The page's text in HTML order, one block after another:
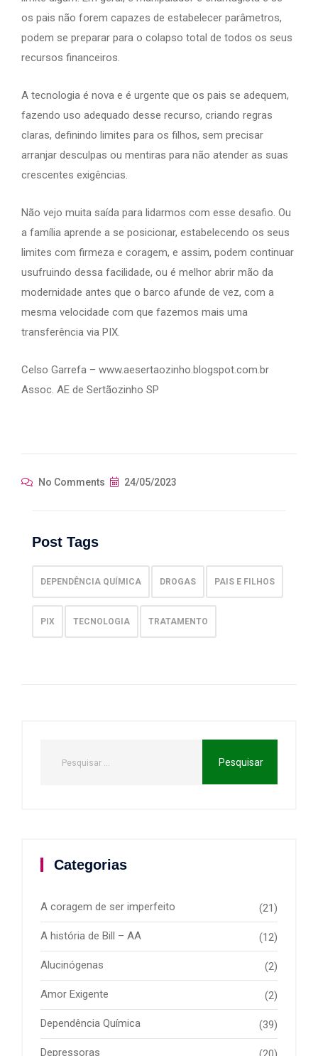
os pais não forem capazes de estabelecer parâmetros,
podem se preparar para o colapso total de todos os seus
recursos financeiros.
A tecnologia é nova e é urgente que os pais se adequem,
fazendo uso adequado desse recurso, criando regras
claras, definindo limites para os filhos, sem precisar
arranjar desculpas ou mentiras para não atender as suas
crescentes exigências.
Não vejo muita saída para lidarmos com esse desafio. Ou
a família aprende a se posicionar, estabelecendo os seus
limites com firmeza e coragem, e assim, podem continuar
usufruindo dessa facilidade, ou é melhor abrir mão da
modernidade antes que o barco afunde de vez, com a
mesma velocidade com que fazemos mais uma
transferência via PIX.
Celso Garrefa – www.aesertaozinho.blogspot.com.br
Assoc. AE de Sertãozinho SP
No Comments 24/05/2023
Post Tags
DEPENDÊNCIA QUÍMICA DROGAS PAIS E FILHOS
PIX TECNOLOGIA TRATAMENTO
Categorias
A coragem de ser imperfeito (21)
A história de Bill – AA (12)
Alucinógenas (2)
Amor Exigente (2)
Dependência Química (39)
Depressoras